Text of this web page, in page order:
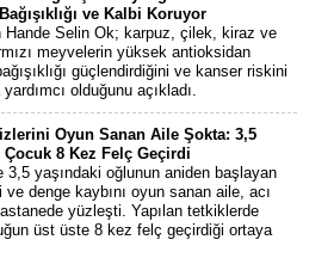
ve Kalbi Koruyor
Hande Selin Ok; karpuz, çilek, kiraz ve
meyvelerin yüksek antioksidan
güçlendirdiğini ve kanser riskini
olduğunu açıkladı.
Oyun Sanan Aile Şokta: 3,5
Çocuk 8 Kez Felç Geçirdi
3,5 yaşındaki oğlunun aniden başlayan
ve denge kaybını oyun sanan aile, acı
yüzleşti. Yapılan tetkiklerde
üst üste 8 kez felç geçirdiği ortaya